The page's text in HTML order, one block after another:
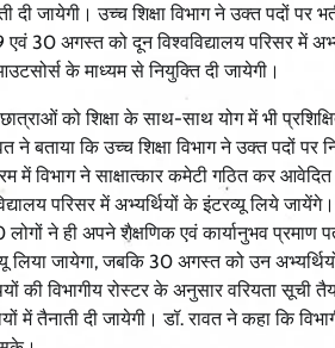
दी जायेगी। उच्च शिक्षा विभाग ने उक्त पदों पर
30 अगस्त को दून विश्वविद्यालय परिसर में
के माध्यम से नियुक्ति दी जायेगी।
को शिक्षा के साथ-साथ योग में भी
ने बताया कि उच्च शिक्षा विभाग ने उक्त पदों
विभाग ने साक्षात्कार कमेटी गठित कर आवेदित
परिसर में अभ्यर्थियों के इंटरव्यू लिये जायेंगे।
ने ही अपने शैक्षणिक एवं कार्यानुभव प्रमाण
जायेगा, जबकि 30 अगस्त को उन
विभागीय रोस्टर के अनुसार वरियता सूची
तैनाती दी जायेगी। डॉ. रावत ने कहा कि